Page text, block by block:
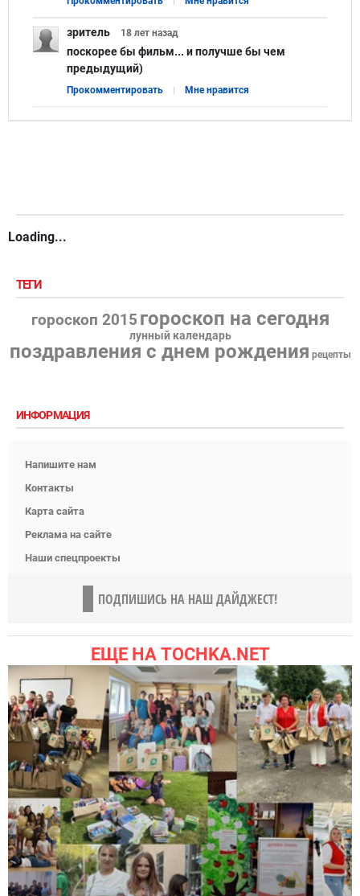
зритель 18 лет назад
поскорее бы фильм... и получше бы чем
предыдущий)
Прокомментировать Мне нравится
Loading...
ТЕГИ
гороскоп 2015 гороскоп на сегодня
лунный календарь
поздравления с днем рождения рецепты
ИНФОРМАЦИЯ
Напишите нам
Контакты
Карта сайта
Реклама на сайте
Наши спецпроекты
ПОДПИШИСЬ НА НАШ ДАЙДЖЕСТ!
ЕЩЕ НА TOCHKA.NET